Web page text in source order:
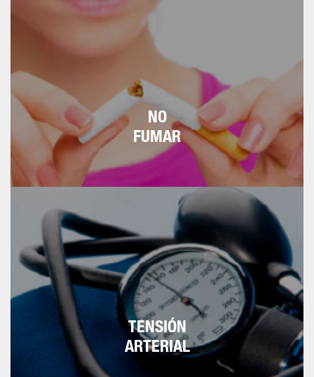
NO
FUMAR
Aun fumando poco se multiplica el riesgo de
sufrir ataques cardiacos o cerebrales
TENSIÓN
ARTERIAL
En una persona sana debe estar por
debajo de 140/90 mmHg. Si ya se ha
sufrido un problema cardiovascular,
cerebrovascular, renal o se es diabético, la
tensión tiene que estar por debajo de
130/80 mmHg.